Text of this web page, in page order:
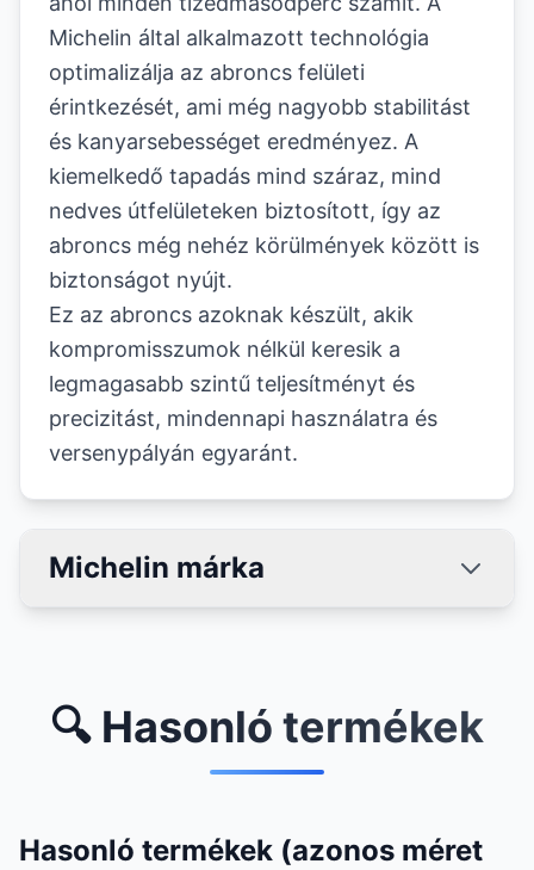
Michelin által alkalmazott technológia
optimalizálja az abroncs felületi
érintkezését, ami még nagyobb stabilitást
és kanyarsebességet eredményez. A
kiemelkedő tapadás mind száraz, mind
nedves útfelületeken biztosított, így az
abroncs még nehéz körülmények között is
biztonságot nyújt.
Ez az abroncs azoknak készült, akik
kompromisszumok nélkül keresik a
legmagasabb szintű teljesítményt és
precizitást, mindennapi használatra és
versenypályán egyaránt.
Michelin márka
🔍 Hasonló termékek
Hasonló termékek (azonos méret